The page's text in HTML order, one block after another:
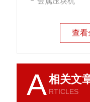
查看
A相关文
RTICLES